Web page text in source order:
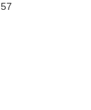
57